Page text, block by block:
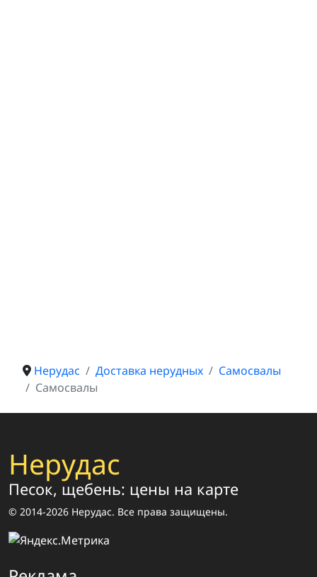
Нерудас Доставка нерудных
Самосвалы
Самосвалы
Нерудас
Песок, щебень: цены на карте
© 2014-2026 Нерудас. Все права защищены.